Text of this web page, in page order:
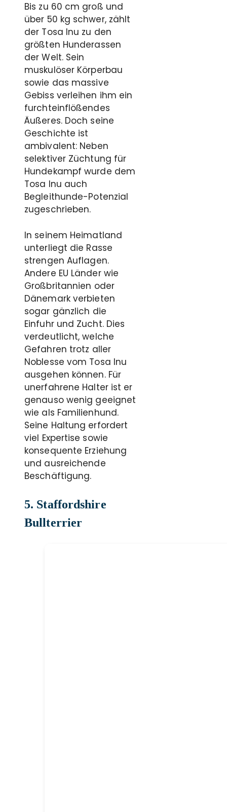
Bis zu 60 cm groß und
über 50 kg schwer, zählt
der Tosa Inu zu den
größten Hunderassen
der Welt. Sein
muskulöser Körperbau
sowie das massive
Gebiss verleihen ihm ein
furchteinflößendes
Äußeres. Doch seine
Geschichte ist
ambivalent: Neben
selektiver Züchtung für
Hundekampf wurde dem
Tosa Inu auch
Begleithunde-Potenzial
zugeschrieben.
In seinem Heimatland
unterliegt die Rasse
strengen Auflagen.
Andere EU Länder wie
Großbritannien oder
Dänemark verbieten
sogar gänzlich die
Einfuhr und Zucht. Dies
verdeutlicht, welche
Gefahren trotz aller
Noblesse vom Tosa Inu
ausgehen können. Für
unerfahrene Halter ist er
genauso wenig geeignet
wie als Familienhund.
Seine Haltung erfordert
viel Expertise sowie
konsequente Erziehung
und ausreichende
Beschäftigung.
5. Staffordshire
Bullterrier